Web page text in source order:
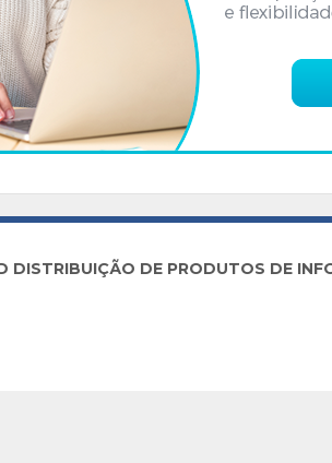
DISTRIBUIÇÃO DE PRODUTOS DE